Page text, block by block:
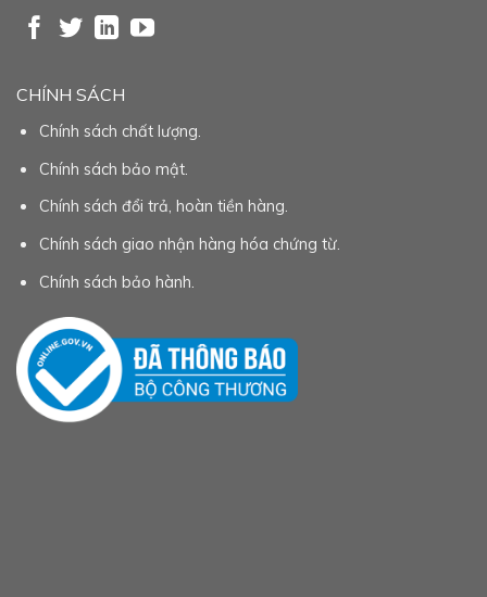
CHÍNH SÁCH
Chính sách chất lượng.
Chính sách bảo mật.
Chính sách đổi trả, hoàn tiền hàng.
Chính sách giao nhận hàng hóa chứng từ.
Chính sách bảo hành.